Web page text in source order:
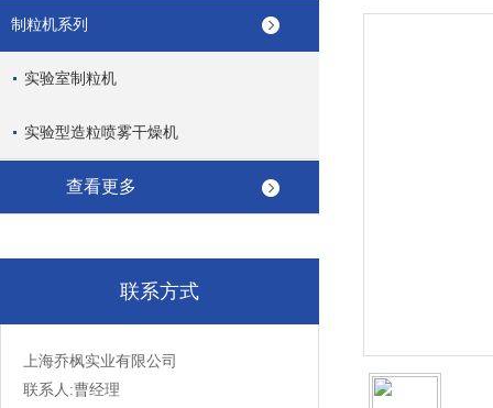
制粒机系列
实验室制粒机
实验型造粒喷雾干燥机
查看更多
联系方式
上海乔枫实业有限公司
联系人:曹经理